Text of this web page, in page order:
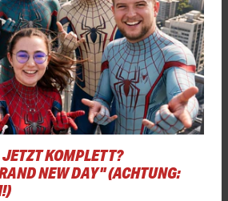
KOMPLETT?
NEW DAY" (ACHTUNG: